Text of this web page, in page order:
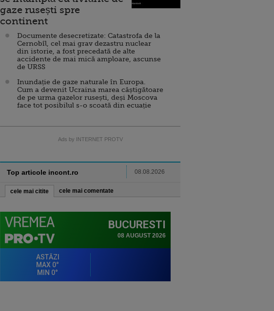
gaze rusești spre
continent
Documente desecretizate: Catastrofa de la
Cernobîl, cel mai grav dezastru nuclear
din istorie, a fost precedată de alte
accidente de mai mică amploare, ascunse
de URSS
Inundație de gaze naturale în Europa.
Cum a devenit Ucraina marea câștigătoare
de pe urma gazelor rusești, deși Moscova
face tot posibilul s-o scoată din ecuație
Ads by INTERNET PROTV
Top articole incont.ro 08.08.2026
cele mai citite cele mai comentate